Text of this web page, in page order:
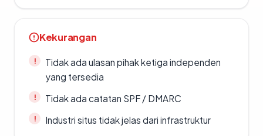
Kekurangan
Tidak ada ulasan pihak ketiga independen
yang tersedia
Tidak ada catatan SPF / DMARC
Industri situs tidak jelas dari infrastruktur